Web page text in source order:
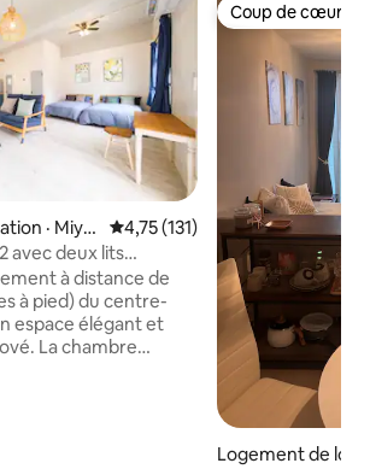
· Miya
Note moyenne de 4,75 sur 5,
4,75 (131)
avec deux lits
situé à 3 minutes à
de Panari
à distance de
à pied) du centre-
espace élégant et
La chambre
Coup de cœur
Coup de cœur
Logement de